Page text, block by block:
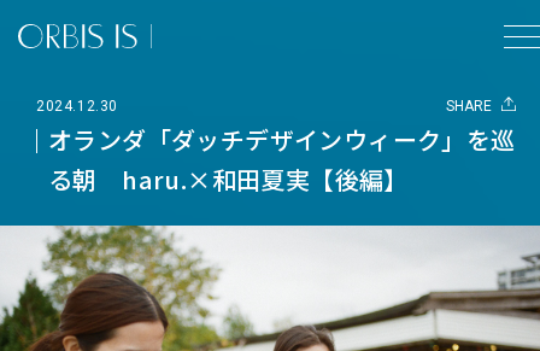
2024.12.30 SHARE
オランダ「ダッチデザインウィーク」を巡
る朝 haru.×和田夏実【後編】